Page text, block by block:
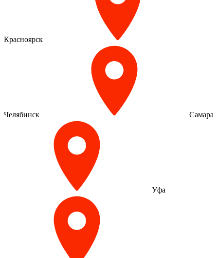
Красноярск
Челябинск Самара
Уфа